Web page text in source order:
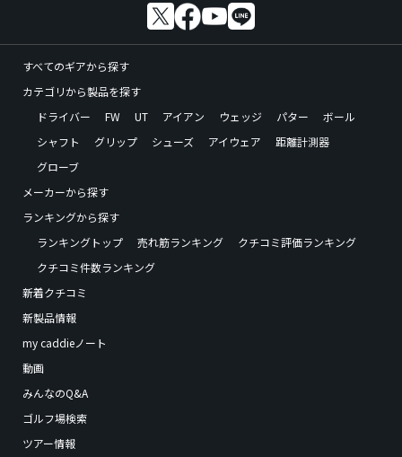
すべてのギアから探す
カテゴリから製品を探す
ドライバー
FW UT アイアン ウェッジ パター
ボール
シャフト
グリップ シューズ アイウェア
距離計測器
グローブ
メーカーから探す
ランキングから探す
ランキングトップ
売れ筋ランキング
クチコミ評価ランキング
クチコミ件数ランキング
新着クチコミ
新製品情報
my caddieノート
動画
みんなのQ&A
ゴルフ場検索
ツアー情報